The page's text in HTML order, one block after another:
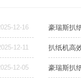
12-16 豪瑞斯扒
12-11 扒纸机高
12-05 豪瑞斯扒